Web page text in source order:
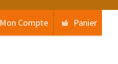
Mon Compte Panier